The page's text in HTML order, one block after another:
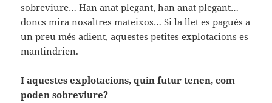
sobreviure… Han anat plegant, han anat plegant…
doncs mira nosaltres mateixos… Si la llet es pagués a
un preu més adient, aquestes petites explotacions es
mantindrien.
I aquestes explotacions, quin futur tenen, com
poden sobreviure?